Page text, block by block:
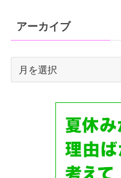
アーカイブ